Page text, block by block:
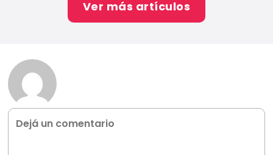
Ver más artículos